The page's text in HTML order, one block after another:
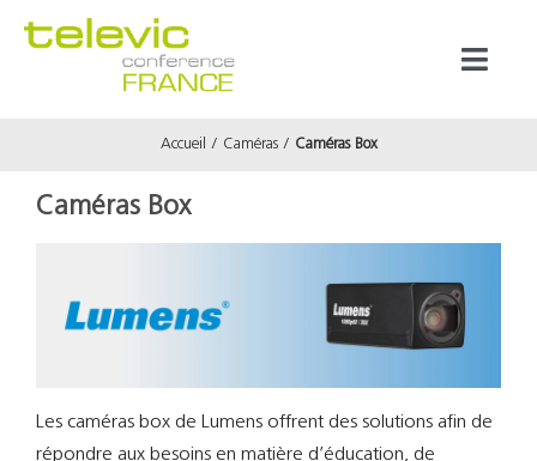
Accueil Caméras Caméras Box
Caméras Box
Les caméras box de Lumens offrent des solutions afin de
répondre aux besoins en matière d’éducation, de